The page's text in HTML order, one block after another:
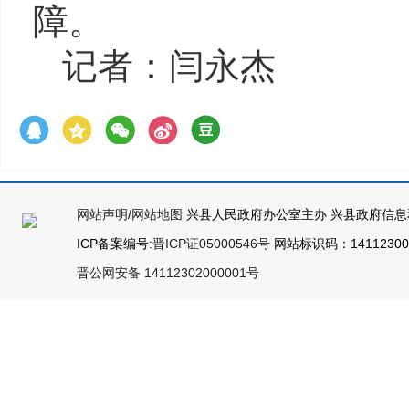
障。
记者：闫永杰
网站声明/网站地图 兴县人民政府办公室主办 兴县政府信
ICP备案编号:晋ICP证05000546号 网站标识码：
晋公网安备 14112302000001号